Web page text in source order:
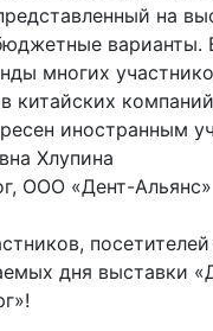
на
варианты.
многих
китайских
иностранным
Хлупина
ООО «Дент-Альянс»
дня выставки